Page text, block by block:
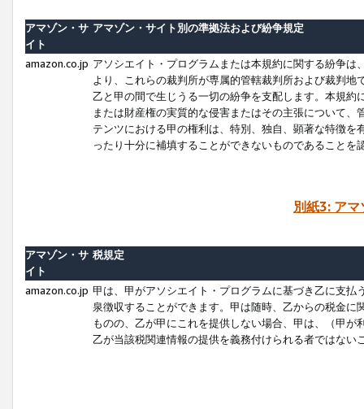
アマゾン・サ
イト
アマゾン・サイト別の準拠法および紛争規定
amazon.co.jp アソシエイト・プログラムまたは本規約に関する紛争
より、これらの裁判所が専属的管轄裁判所および裁判
乙と甲の間で生じうる一切の紛争を支配します。本規
または財産権の実質的な侵害またはその主張について
テンツにおける甲の権利は、特別、独自、顕著な特徴
ったり十分に補填することができないものであることを
別紙3: ア
アマゾン・サ
イト
税規定
amazon.co.jp 甲は、甲がアソシエイト・プログラムに基づき乙に支
泉徴収することができます。甲は随時、乙からの税金
ものの、乙が甲にこれを提供しない場合、甲は、（甲
乙が当該税関連情報の提供を義務付けられる者ではな